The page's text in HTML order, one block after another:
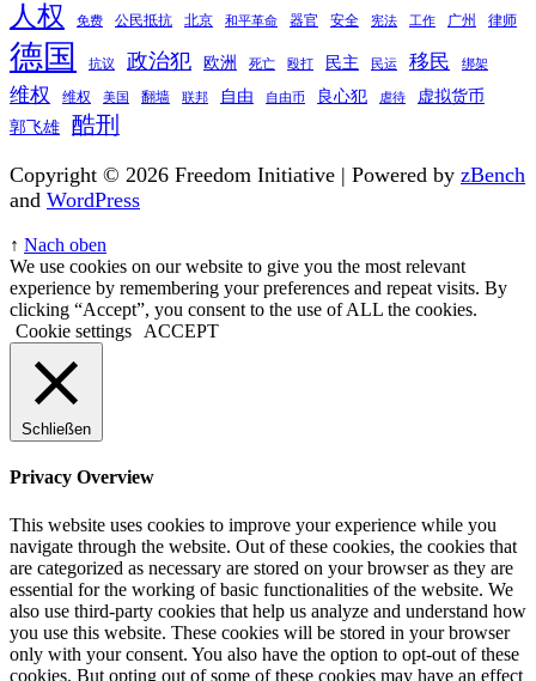
人权 免费 公民抵抗 北京 和平革命 器官 安全 宪法 工作 广州 律师
德国 抗议 政治犯 欧洲 死亡 殴打 民主 民运 移民 绑架
维权 维权 美国 翻墙 联邦 自由 自由币 良心犯 虐待
虚拟货币
郭飞雄
酷刑
Copyright © 2026 Freedom Initiative | Powered by zBench
and WordPress
↑ Nach oben
We use cookies on our website to give you the most relevant
experience by remembering your preferences and repeat visits. By
clicking “Accept”, you consent to the use of ALL the cookies.
Cookie settings
ACCEPT
Schließen
Privacy Overview
This website uses cookies to improve your experience while you
navigate through the website. Out of these cookies, the cookies that
are categorized as necessary are stored on your browser as they are
essential for the working of basic functionalities of the website. We
also use third-party cookies that help us analyze and understand how
you use this website. These cookies will be stored in your browser
only with your consent. You also have the option to opt-out of these
cookies. But opting out of some of these cookies may have an effect